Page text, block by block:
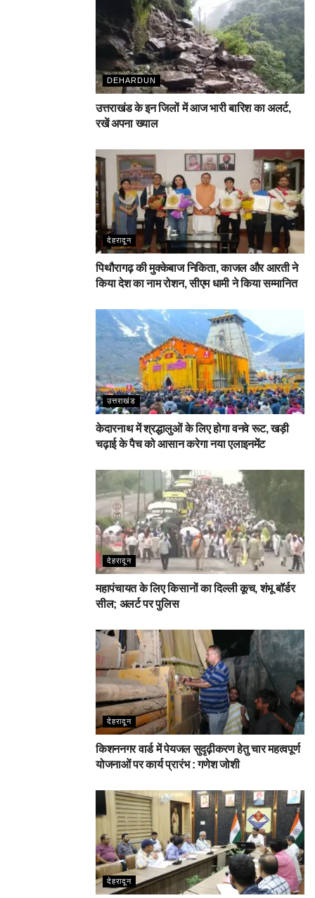
DEHARDUN
उत्तराखंड के इन जिलों में आज भारी बारिश का अलर्ट,
रखें अपना ख्याल
देहरादून
पिथौरागढ़ की मुक्केबाज निकिता, काजल और आरती ने
किया देश का नाम रोशन, सीएम धामी ने किया सम्मानित
उत्तराखंड
केदारनाथ में श्रद्धालुओं के लिए होगा वनवे रूट, खड़ी
चढ़ाई के पैच को आसान करेगा नया एलाइनमेंट
देहरादून
महापंचायत के लिए किसानों का दिल्ली कूच, शंभू बॉर्डर
सील; अलर्ट पर पुलिस
देहरादून
किशननगर वार्ड में पेयजल सुदृढ़ीकरण हेतु चार महत्वपूर्ण
योजनाओं पर कार्य प्रारंभ : गणेश जोशी
देहरादून